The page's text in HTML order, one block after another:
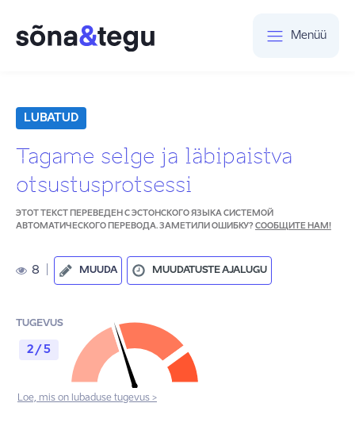
Menüü
LUBATUD
Tagame selge ja läbipaistva
otsustusprotsessi
ЭТОТ ТЕКСТ ПЕРЕВЕДЕН С ЭСТОНСКОГО ЯЗЫКА СИСТЕМОЙ
АВТОМАТИЧЕСКОГО ПЕРЕВОДА. ЗАМЕТИЛИ ОШИБКУ? СООБЩИТЕ НАМ!
8 MUUDA MUUDATUSTE AJALUGU
TUGEVUS
2 / 5
Loe, mis on lubaduse tugevus >